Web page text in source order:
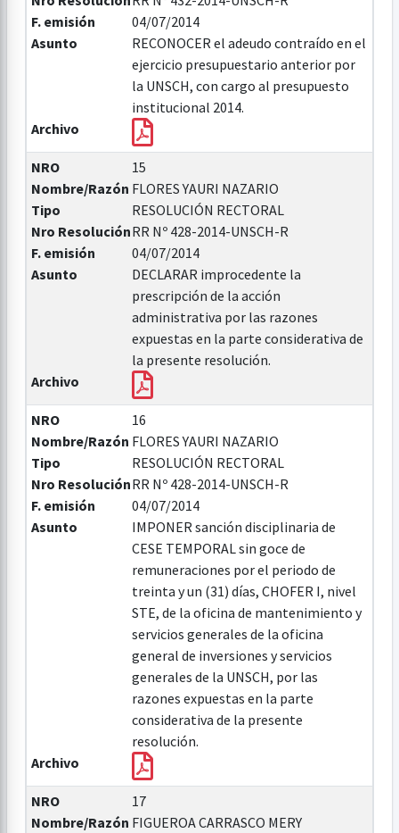
F. emisión
04/07/2014
Asunto
RECONOCER el adeudo contraído en el
ejercicio presupuestario anterior por
la UNSCH, con cargo al presupuesto
institucional 2014.
Archivo
NRO
15
Nombre/Razón FLORES YAURI NAZARIO
Tipo
RESOLUCIÓN RECTORAL
Nro ResoluciónRR Nº 428-2014-UNSCH-R
F. emisión
04/07/2014
Asunto
DECLARAR improcedente la
prescripción de la acción
administrativa por las razones
expuestas en la parte considerativa de
la presente resolución.
Archivo
NRO
16
Nombre/Razón FLORES YAURI NAZARIO
Tipo
RESOLUCIÓN RECTORAL
Nro ResoluciónRR Nº 428-2014-UNSCH-R
F. emisión
04/07/2014
Asunto
IMPONER sanción disciplinaria de
CESE TEMPORAL sin goce de
remuneraciones por el periodo de
treinta y un (31) días, CHOFER I, nivel
STE, de la oficina de mantenimiento y
servicios generales de la oficina
general de inversiones y servicios
generales de la UNSCH, por las
razones expuestas en la parte
considerativa de la presente
resolución.
Archivo
NRO
17
Nombre/Razón FIGUEROA CARRASCO MERY